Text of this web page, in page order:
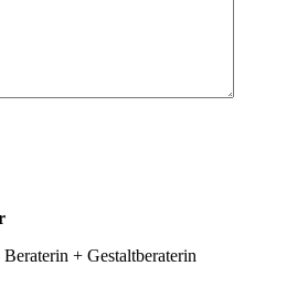
+ Gestaltberaterin